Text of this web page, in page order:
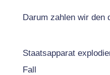
Darum zahlen wir den
Staatsapparat
Fall